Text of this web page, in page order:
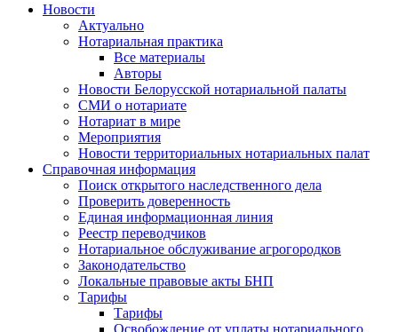
Новости
Актуально
Нотариальная практика
Все материалы
Авторы
Новости Белорусской нотариальной палаты
СМИ о нотариате
Нотариат в мире
Мероприятия
Новости территориальных нотариальных палат
Справочная информация
Поиск открытого наследственного дела
Проверить доверенность
Единая информационная линия
Реестр переводчиков
Нотариальное обслуживание агрогородков
Законодательство
Локальные правовые акты БНП
Тарифы
Тарифы
Освобождение от уплаты нотариального